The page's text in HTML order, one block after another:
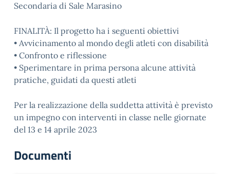
Secondaria di Sale Marasino
FINALITÀ: Il progetto ha i seguenti obiettivi
• Avvicinamento al mondo degli atleti con disabilità
• Confronto e riflessione
• Sperimentare in prima persona alcune attività
pratiche, guidati da questi atleti
Per la realizzazione della suddetta attività è previsto
un impegno con interventi in classe nelle giornate
del 13 e 14 aprile 2023
Documenti